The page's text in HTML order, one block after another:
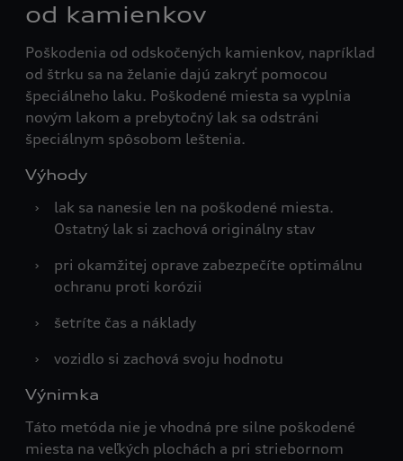
od kamienkov
Poškodenia od odskočených kamienkov, napríklad
od štrku sa na želanie dajú zakryť pomocou
špeciálneho laku. Poškodené miesta sa vyplnia
novým lakom a prebytočný lak sa odstráni
špeciálnym spôsobom leštenia.
Výhody
›
lak sa nanesie len na poškodené miesta.
Ostatný lak si zachová originálny stav
›
pri okamžitej oprave zabezpečíte optimálnu
ochranu proti korózii
›
šetríte čas a náklady
›
vozidlo si zachová svoju hodnotu
Výnimka
Táto metóda nie je vhodná pre silne poškodené
miesta na veľkých plochách a pri striebornom